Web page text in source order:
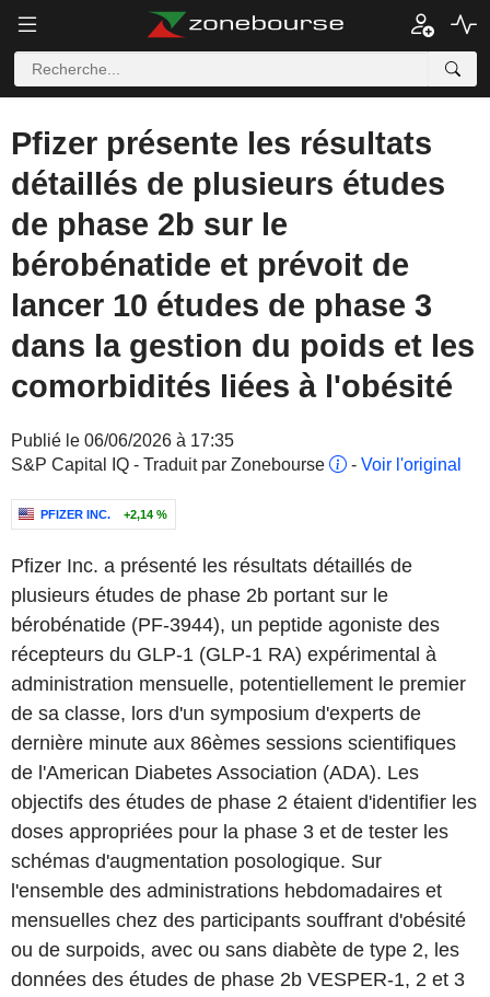
Pfizer présente les résultats
détaillés de plusieurs études
de phase 2b sur le
bérobénatide et prévoit de
lancer 10 études de phase 3
dans la gestion du poids et les
comorbidités liées à l'obésité
Publié le 06/06/2026 à 17:35
S&P Capital IQ - Traduit par Zonebourse
- Voir l'original
PFIZER INC. +2,14 %
Pfizer Inc. a présenté les résultats détaillés de
plusieurs études de phase 2b portant sur le
bérobénatide (PF-3944), un peptide agoniste des
récepteurs du GLP-1 (GLP-1 RA) expérimental à
administration mensuelle, potentiellement le premier
de sa classe, lors d'un symposium d'experts de
dernière minute aux 86èmes sessions scientifiques
de l'American Diabetes Association (ADA). Les
objectifs des études de phase 2 étaient d'identifier les
doses appropriées pour la phase 3 et de tester les
schémas d'augmentation posologique. Sur
l'ensemble des administrations hebdomadaires et
mensuelles chez des participants souffrant d'obésité
ou de surpoids, avec ou sans diabète de type 2, les
données des études de phase 2b VESPER-1, 2 et 3